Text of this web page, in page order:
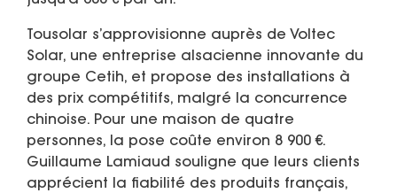
Tousolar s’approvisionne auprès de Voltec
Solar, une entreprise alsacienne innovante du
groupe Cetih, et propose des installations à
des prix compétitifs, malgré la concurrence
chinoise. Pour une maison de quatre
personnes, la pose coûte environ 8 900 €.
Guillaume Lamiaud souligne que leurs clients
apprécient la fiabilité des produits français,